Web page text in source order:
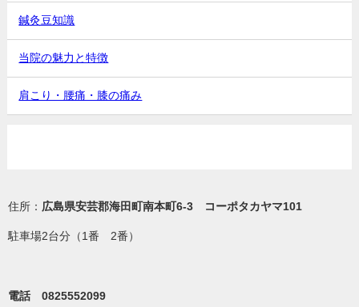
鍼灸豆知識
当院の魅力と特徴
肩こり・腰痛・膝の痛み
住所： 広島県安芸郡海田町南本町6-3 コーポタカヤマ101
駐車場2台分（1番 2番）
電話 0825552099